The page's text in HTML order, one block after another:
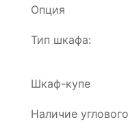
Опция
Тип шкафа:
Шкаф-купе
Наличие